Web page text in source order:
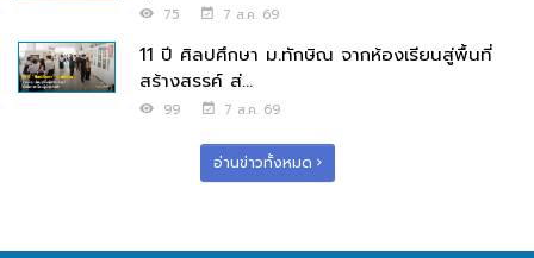
75 7 ส.ค. 69
11 ปี ศิลปศึกษา ม.ทักษิณ จากห้องเรียนสู่พื้นที่
สร้างสรรค์ ส่...
99 7 ส.ค. 69
อ่านข่าวทั้งหมด